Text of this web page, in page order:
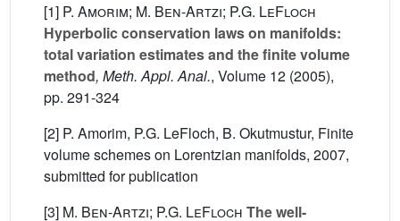
[1] P. Amorim; M. Ben-Artzi; P.G. LeFloch
Hyperbolic conservation laws on manifolds:
total variation estimates and the finite volume
method, Meth. Appl. Anal., Volume 12 (2005),
pp. 291-324
[2] P. Amorim, P.G. LeFloch, B. Okutmustur, Finite
volume schemes on Lorentzian manifolds, 2007,
submitted for publication
[3] M. Ben-Artzi; P.G. LeFloch The well-